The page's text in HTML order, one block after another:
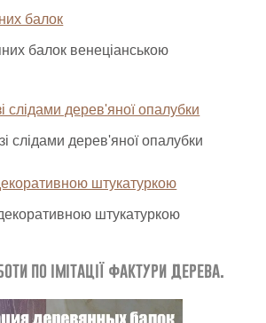
балок венеціанською
слідами дерев'яної опалубки
штукатуркою
по імітації фактури дерева.